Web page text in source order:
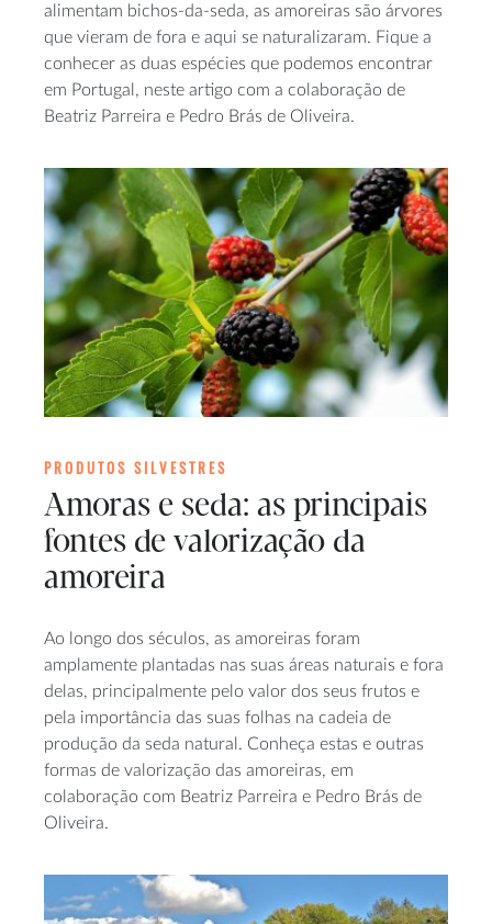
alimentam bichos-da-seda, as amoreiras são árvores
que vieram de fora e aqui se naturalizaram. Fique a
conhecer as duas espécies que podemos encontrar
em Portugal, neste artigo com a colaboração de
Beatriz Parreira e Pedro Brás de Oliveira.
PRODUTOS SILVESTRES
Amoras e seda: as principais
fontes de valorização da
amoreira
Ao longo dos séculos, as amoreiras foram
amplamente plantadas nas suas áreas naturais e fora
delas, principalmente pelo valor dos seus frutos e
pela importância das suas folhas na cadeia de
produção da seda natural. Conheça estas e outras
formas de valorização das amoreiras, em
colaboração com Beatriz Parreira e Pedro Brás de
Oliveira.